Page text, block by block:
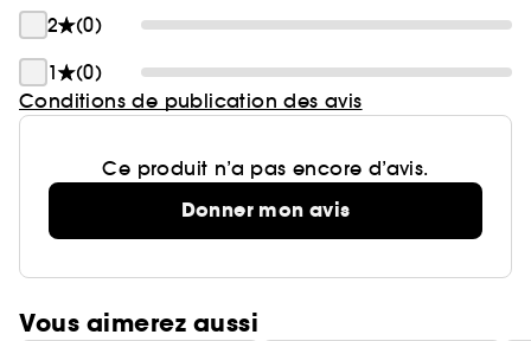
2
(0)
1
(0)
Conditions de publication des avis
Ce produit n’a pas encore d’avis.
Donner mon avis
Vous aimerez aussi